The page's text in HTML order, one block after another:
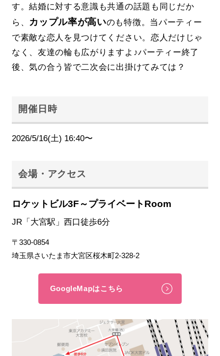
す。結婚に対する意識も共通の話題も同じだか
ら、 カップル率が高いのも特徴。当パーティー
で素敵な恋人を見つけてください。恋人だけじゃ
なく、友達の輪も広がりますよ♪パーティー終了
後、気の合う皆で二次会に出掛けてみては？
開催日時
2026/5/16(土) 16:40〜
会場・アクセス
ロケットビル3F～プライベートRoom
JR「大宮駅」西口徒歩6分
〒330-0854
埼玉県さいたま市大宮区桜木町2-328-2
GoogleMapはこちら